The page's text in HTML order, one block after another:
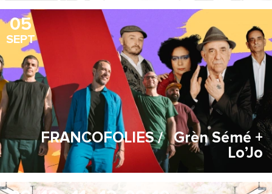
05
SEPT
FRANCOFOLIES / Grèn Sémé +
Lo’Jo